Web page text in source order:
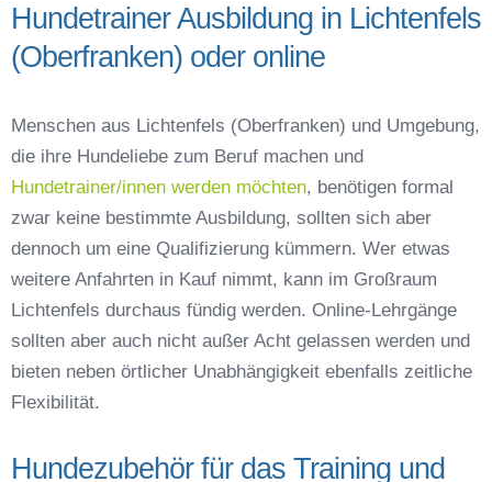
Hundetrainer Ausbildung in Lichtenfels
(Oberfranken) oder online
Menschen aus Lichtenfels (Oberfranken) und Umgebung,
die ihre Hundeliebe zum Beruf machen und
Hundetrainer/innen werden möchten, benötigen formal
zwar keine bestimmte Ausbildung, sollten sich aber
dennoch um eine Qualifizierung kümmern. Wer etwas
weitere Anfahrten in Kauf nimmt, kann im Großraum
Lichtenfels durchaus fündig werden. Online-Lehrgänge
sollten aber auch nicht außer Acht gelassen werden und
bieten neben örtlicher Unabhängigkeit ebenfalls zeitliche
Flexibilität.
Hundezubehör für das Training und